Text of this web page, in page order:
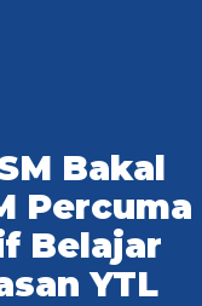
Bakal
Percuma
Belajar
YTL